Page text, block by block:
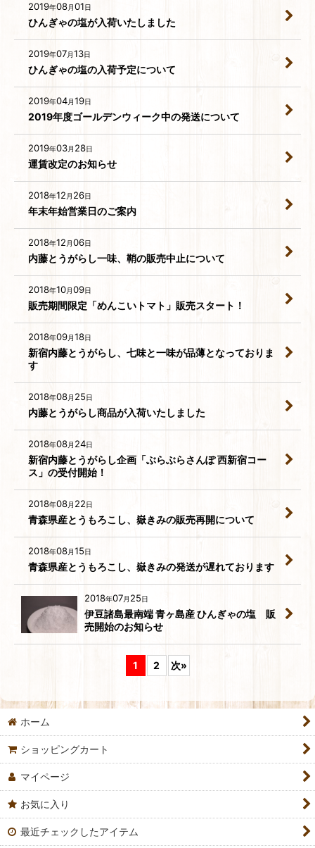
2019年08月01日
ひんぎゃの塩が入荷いたしました
2019年07月13日
ひんぎゃの塩の入荷予定について
2019年04月19日
2019年度ゴールデンウィーク中の発送について
2019年03月 28日
運賃改定のお知らせ
2018年12 月 26日
年末年始営業日のご案内
2018年12 月06日
内藤とうがらし一味、鞘の販売中止について
2018年10月09日
販売期間限定「めんこいトマト」販売スタート！
2018年09月18日
新宿内藤とうがらし、七味と一味が品薄となっておりま
す
2018年08月 25日
内藤とうがらし商品が入荷いたしました
2018年08月 24日
新宿内藤とうがらし企画「ぶらぶらさんぽ 西新宿コー
ス」の受付開始！
2018年08月 22日
青森県産とうもろこし、嶽きみの販売再開について
2018年08月15日
青森県産とうもろこし、嶽きみの発送が遅れております
2018年07月 25日
伊豆諸島最南端 青ヶ島産 ひんぎゃの塩 販
売開始のお知らせ
1 2 次»
ホーム
ショッピングカート
マイページ
お気に入り
最近チェックしたアイテム